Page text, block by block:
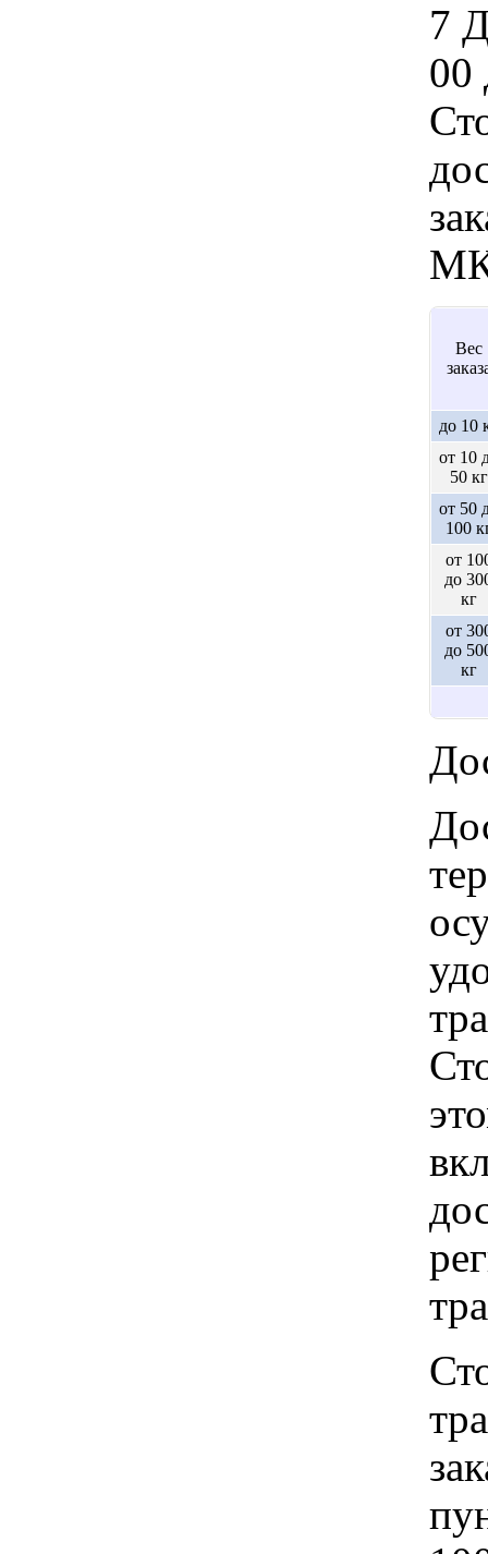
7
00
Вес
до 10
от 10
50 кг
от 50
100
от
до
кг
от
до
кг